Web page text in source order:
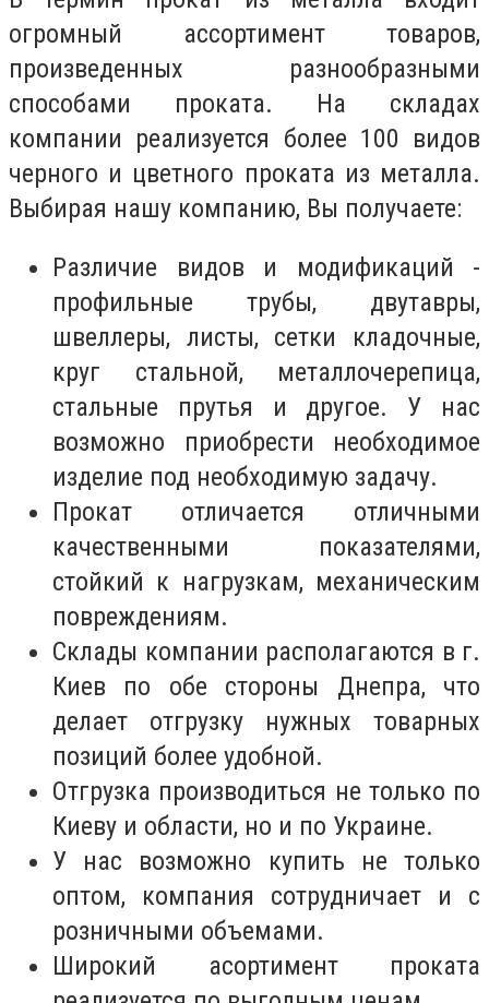
огромный ассортимент товаров,
произведенных разнообразными
способами проката. На складах
компании реализуется более 100 видов
черного и цветного проката из металла.
Выбирая нашу компанию, Вы получаете:
Различие видов и модификаций -
профильные трубы, двутавры,
швеллеры, листы, сетки кладочные,
круг стальной, металлочерепица,
стальные прутья и другое. У нас
возможно приобрести необходимое
изделие под необходимую задачу.
Прокат отличается отличными
качественными показателями,
стойкий к нагрузкам, механическим
повреждениям.
Склады компании располагаются в г.
Киев по обе стороны Днепра, что
делает отгрузку нужных товарных
позиций более удобной.
Отгрузка производиться не только по
Киеву и области, но и по Украине.
У нас возможно купить не только
оптом, компания сотрудничает и с
розничными объемами.
Широкий асортимент проката